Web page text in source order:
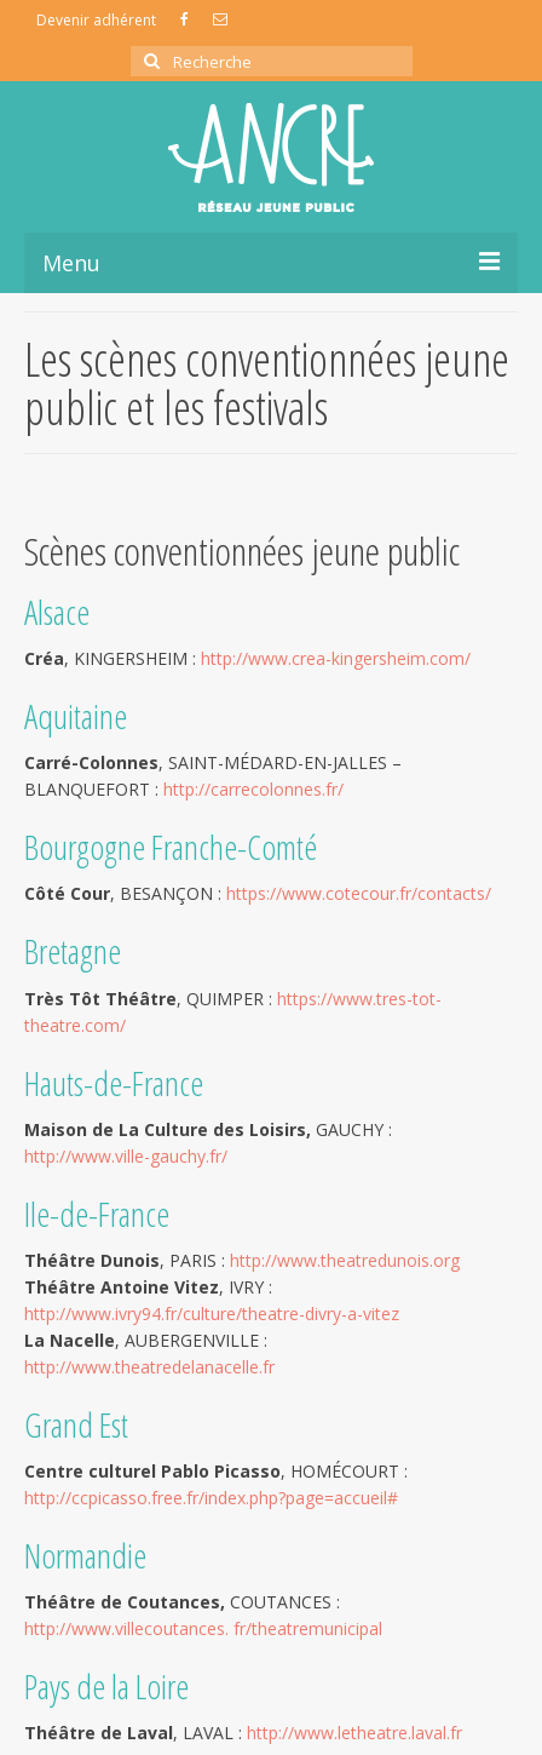
Devenir adhérent
Rechercher
:
Menu
La coopérative de production
La vie du réseau
Les scènes conventionnées jeune
public et les festivals
Scènes conventionnées jeune public
Alsace
Créa, KINGERSHEIM : http://www.crea-kingersheim.com/
Aquitaine
Carré-Colonnes, SAINT-MÉDARD-EN-JALLES –
BLANQUEFORT : http://carrecolonnes.fr/
Bourgogne Franche-Comté
Côté Cour, BESANÇON : https://www.cotecour.fr/contacts/
Bretagne
Très Tôt Théâtre, QUIMPER : https://www.tres-tot-
theatre.com/
Hauts-de-France
Maison de La Culture des Loisirs, GAUCHY :
http://www.ville-gauchy.fr/
Ile-de-France
Théâtre Dunois, PARIS : http://www.theatredunois.org
Théâtre Antoine Vitez, IVRY :
http://www.ivry94.fr/culture/theatre-divry-a-vitez
La Nacelle, AUBERGENVILLE :
http://www.theatredelanacelle.fr
Grand Est
Centre culturel Pablo Picasso, HOMÉCOURT :
http://ccpicasso.free.fr/index.php?page=accueil#
Normandie
Théâtre de Coutances, COUTANCES :
http://www.villecoutances. fr/theatremunicipal
Pays de la Loire
Théâtre de Laval, LAVAL : http://www.letheatre.laval.fr